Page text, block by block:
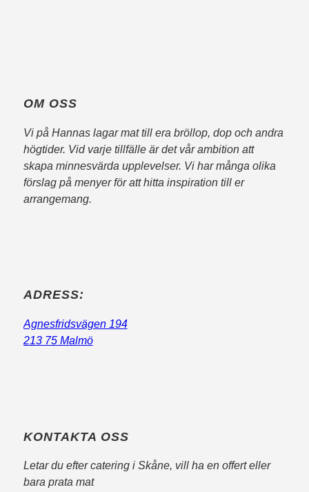
OM OSS
Vi på Hannas lagar mat till era bröllop, dop och andra
högtider. Vid varje tillfälle är det vår ambition att
skapa minnesvärda upplevelser. Vi har många olika
förslag på menyer för att hitta inspiration till er
arrangemang.
ADRESS:
Agnesfridsvägen 194
213 75 Malmö
KONTAKTA OSS
Letar du efter catering i Skåne, vill ha en offert eller
bara prata mat